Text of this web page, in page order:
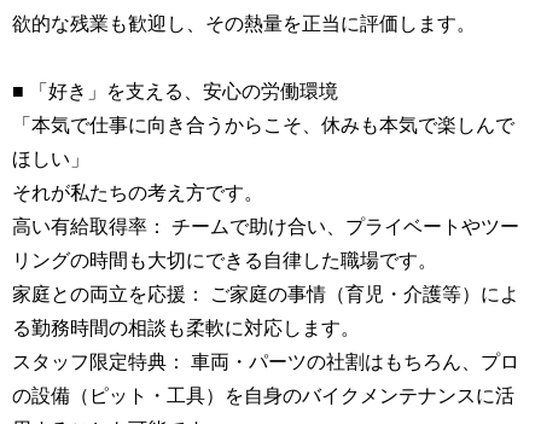
欲的な残業も歓迎し、その熱量を正当に評価します。
■ 「好き」を支える、安心の労働環境
「本気で仕事に向き合うからこそ、休みも本気で楽しんで
ほしい」
それが私たちの考え方です。
高い有給取得率： チームで助け合い、プライベートやツー
リングの時間も大切にできる自律した職場です。
家庭との両立を応援： ご家庭の事情（育児・介護等）によ
る勤務時間の相談も柔軟に対応します。
スタッフ限定特典： 車両・パーツの社割はもちろん、プロ
の設備（ピット・工具）を自身のバイクメンテナンスに活